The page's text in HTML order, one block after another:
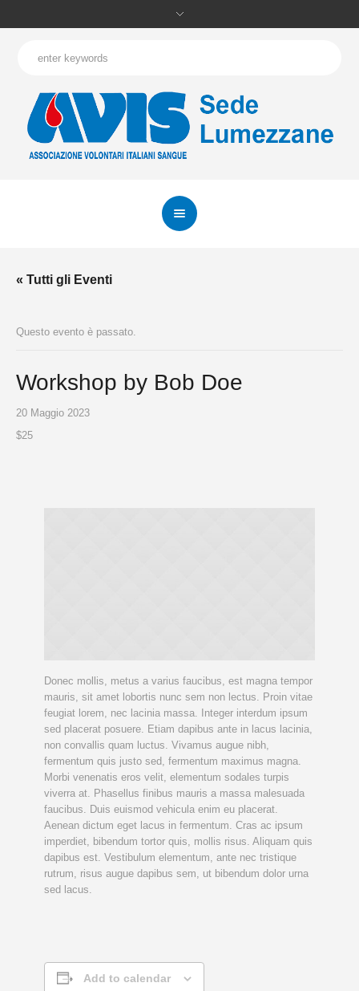
« Tutti gli Eventi
Questo evento è passato.
Workshop by Bob Doe
20 Maggio 2023
$25
Donec mollis, metus a varius faucibus, est magna tempor
mauris, sit amet lobortis nunc sem non lectus. Proin vitae
feugiat lorem, nec lacinia massa. Integer interdum ipsum
sed placerat posuere. Etiam dapibus ante in lacus lacinia,
non convallis quam luctus. Vivamus augue nibh,
fermentum quis justo sed, fermentum maximus magna.
Morbi venenatis eros velit, elementum sodales turpis
viverra at. Phasellus finibus mauris a massa malesuada
faucibus. Duis euismod vehicula enim eu placerat.
Aenean dictum eget lacus in fermentum. Cras ac ipsum
imperdiet, bibendum tortor quis, mollis risus. Aliquam quis
dapibus est. Vestibulum elementum, ante nec tristique
rutrum, risus augue dapibus sem, ut bibendum dolor urna
sed lacus.
Add to calendar